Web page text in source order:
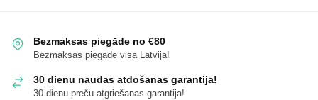
Bezmaksas piegāde no €80
Bezmaksas piegāde visā Latvijā!
30 dienu naudas atdošanas garantija!
30 dienu preču atgriešanas garantija!